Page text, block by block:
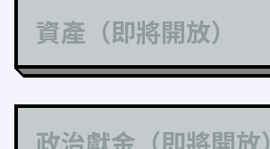
資產（即將開放）
政治獻金（即將開放）